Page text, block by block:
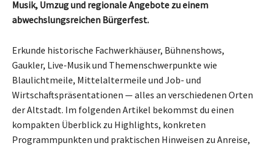
Musik, Umzug und regionale Angebote zu einem
abwechslungsreichen Bürgerfest.
Erkunde historische Fachwerkhäuser, Bühnenshows,
Gaukler, Live-Musik und Themenschwerpunkte wie
Blaulichtmeile, Mittelaltermeile und Job- und
Wirtschaftspräsentationen — alles an verschiedenen Orten
der Altstadt. Im folgenden Artikel bekommst du einen
kompakten Überblick zu Highlights, konkreten
Programmpunkten und praktischen Hinweisen zu Anreise,